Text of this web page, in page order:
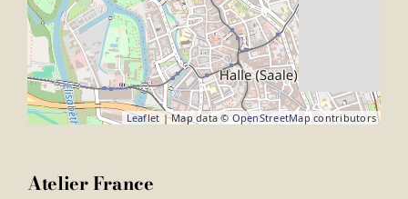
Leaflet | Map data © OpenStreetMap contributors
Atelier France